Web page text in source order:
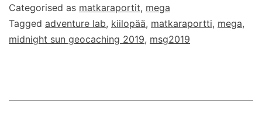
2019
–
matkaraportti
Categorised as matkaraportit, mega
Tagged adventure lab, kiilopää, matkaraportti, mega,
midnight sun geocaching 2019, msg2019